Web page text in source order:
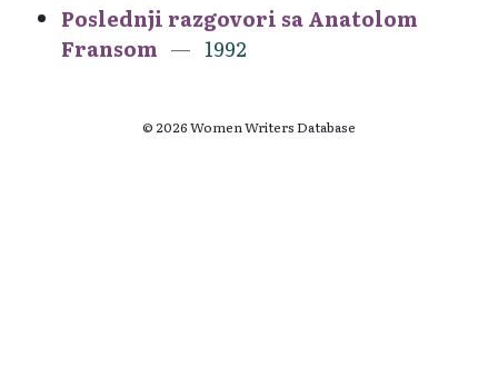
Poslednji razgovori sa Anatolom
Fransom
1992
© 2026 Women Writers Database